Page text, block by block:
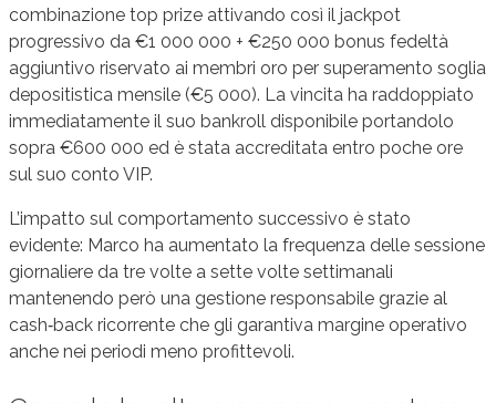
combinazione top prize attivando così il jackpot
progressivo da €1 000 000 + €250 000 bonus fedeltà
aggiuntivo riservato ai membri oro per superamento soglia
depositistica mensile (€5 000). La vincita ha raddoppiato
immediatamente il suo bankroll disponibile portandolo
sopra €600 000 ed è stata accreditata entro poche ore
sul suo conto VIP.
L’impatto sul comportamento successivo è stato
evidente: Marco ha aumentato la frequenza delle sessione
giornaliere da tre volte a sette volte settimanali
mantenendo però una gestione responsabile grazie al
cash‑back ricorrente che gli garantiva margine operativo
anche nei periodi meno profittevoli.